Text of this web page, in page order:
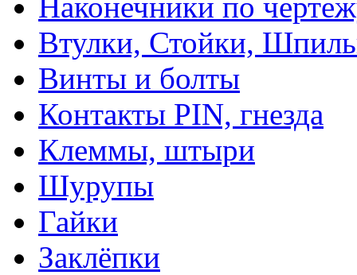
Втулки, Стойки,
Винты и болты
Контакты PIN, гнезда
Клеммы, штыри
Шурупы
Гайки
Заклёпки